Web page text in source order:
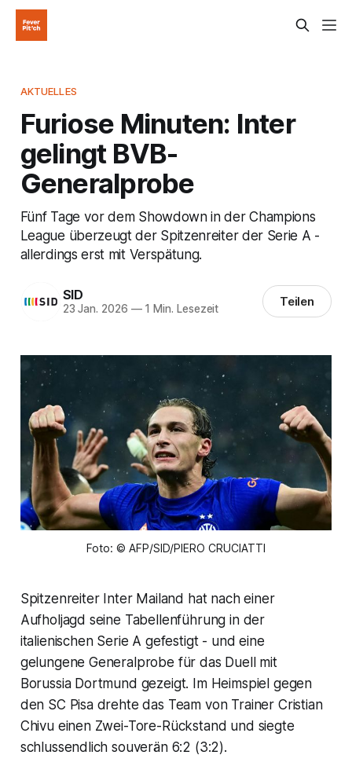
AKTUELLES
Furiose Minuten: Inter
gelingt BVB-
Generalprobe
Fünf Tage vor dem Showdown in der Champions
League überzeugt der Spitzenreiter der Serie A -
allerdings erst mit Verspätung.
SID
23 Jan. 2026 —1 Min. Lesezeit Teilen
Foto: © AFP/SID/PIERO CRUCIATTI
Spitzenreiter Inter Mailand hat nach einer
Aufholjagd seine Tabellenführung in der
italienischen Serie A gefestigt - und eine
gelungene Generalprobe für das Duell mit
Borussia Dortmund gezeigt. Im Heimspiel gegen
den SC Pisa drehte das Team von Trainer Cristian
Chivu einen Zwei-Tore-Rückstand und siegte
schlussendlich souverän 6:2 (3:2).